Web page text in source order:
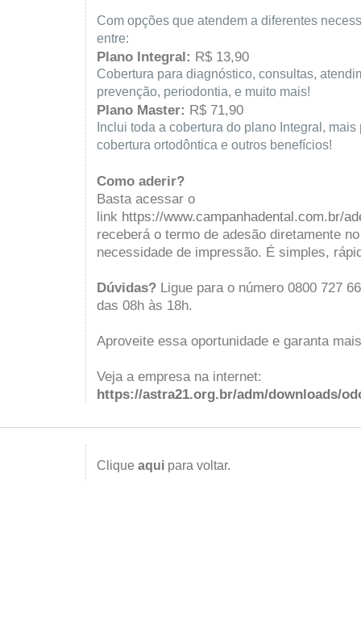
Com opções que atendem a diferentes
entre:
Plano Integral: R$ 13,90
Cobertura para diagnóstico, consultas,
prevenção, periodontia, e muito mais!
Plano Master: R$ 71,90
Inclui toda a cobertura do plano Integral,
cobertura ortodôntica e outros benefícios!
Como aderir?
Basta acessar o
link https://www.campanhadental.com.br/
receberá o termo de adesão diretamente
necessidade de impressão. É simples,
Dúvidas? Ligue para o número 0800 727
das 08h às 18h.
Aproveite essa oportunidade e garanta
Veja a empresa na internet:
https://astra21.org.br/adm/downloads/
Clique aqui para voltar.